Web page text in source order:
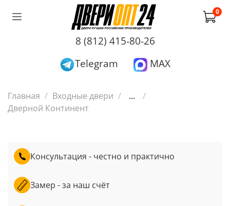
0
8 (812) 415-80-26
Telegram
MAX
Главная Входные двери
...
Дверной Континент
Консультация - честно и практично
Замер - за наш счёт